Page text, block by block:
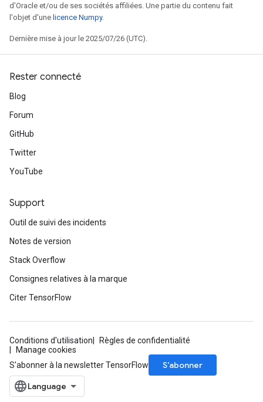
d'Oracle et/ou de ses sociétés affiliées. Une partie du contenu fait
l'objet d'une licence Numpy.
Dernière mise à jour le 2025/07/26 (UTC).
Rester connecté
Blog
Forum
GitHub
Twitter
YouTube
Support
Outil de suivi des incidents
Notes de version
Stack Overflow
Consignes relatives à la marque
Citer TensorFlow
Conditions d'utilisation
Règles de confidentialité
Manage cookies
S'abonner à la newsletter TensorFlow
S’abonner